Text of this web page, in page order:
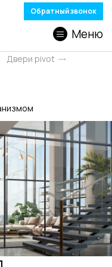
Обратный звонок
Меню
Двери pivot